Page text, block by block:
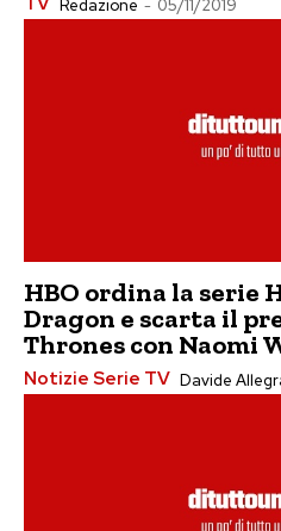
Redazione - 05/11/2019
HBO ordina la serie
Dragon e scarta il
Thrones con Naomi
Notizie Serie TV Davide